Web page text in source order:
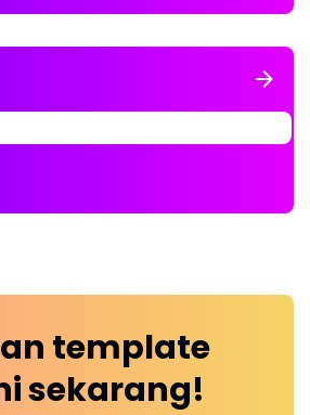
template
sekarang!